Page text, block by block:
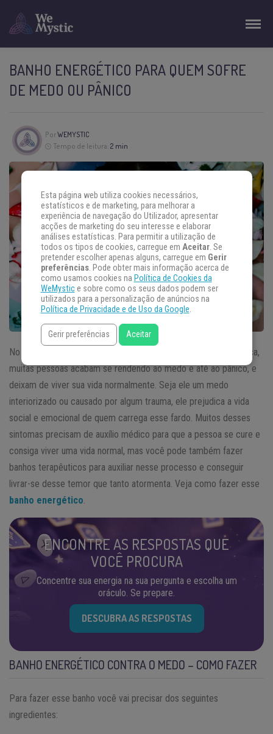
BANHO ENERGÉTICO PARA QUEM SOFRE
DE MEDO OU PÂNICO
PorWEMYSTIC
Tempo de leitura: 2 min
No mundo em que vivemos hoje, de tanta violência e insegurança,
muitas pessoas acabam se rendendo ao medo e até ao pânico, e
deixam de viver sua vida normalmente. Seja ele um medo
interiorizado ou causado por algum trauma, ele prejudica a vida
social e emocional de quem carrega esse fardo. Muitos desses
sintomas precisam de auxílio médico para que a pessoa se cure e
consiga viver uma vida normal, mas você pode também fazer
banhos terapêuticos para auxiliar nesse processo e conseguir
livrar-se desse temor que tanto atormenta. Veja como fazer esse
banho energético
ENCONTRE AS RESPOSTAS QUE
VOCÊ PROCURA
Concentre sua energia na sua pergunta e escolha um
oráculo. Se prepare.
DESCUBRA AS RESPOSTAS
BANHO ENERGÉTICO CONTRA O MEDO – COMO FAZER
Para fazer esse banho você vai precisar dos seguintes
ingredientes:
Esta página web utiliza cookies necessários,
estatísticos e de marketing, para melhorar a
experiência de navegação do Utilizador, apresentar
acções de marketing do seu interesse e elaborar
análises estatísticas. Para permitir a utilização de
todos os tipos de cookies, carregue em Aceitar. Se
pretender escolher apenas alguns, carregue em Gerir
preferências. Pode obter mais informação acerca de
como usamos cookies na Política de Cookies da
WeMystice sobre como os seus dados podem ser
utilizados para a personalização de anúncios na
Política de Privacidade e de Uso da Google.
Gerir preferências Aceitar